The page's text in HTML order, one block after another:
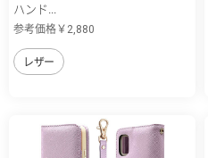
ハンド...
参考価格￥2,880
レザー